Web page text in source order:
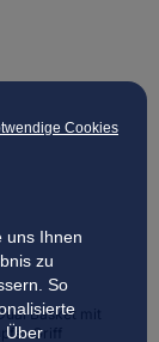
Cookies
uns Ihnen
zu
So
Über